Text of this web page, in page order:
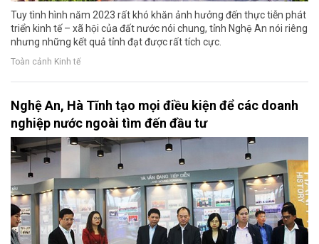
Tuy tình hình năm 2023 rất khó khăn ảnh hưởng đến thực tiễn phát
triển kinh tế – xã hội của đất nước nói chung, tỉnh Nghệ An nói riêng
nhưng những kết quả tỉnh đạt được rất tích cực.
Toàn cảnh Kinh tế
Nghệ An, Hà Tĩnh tạo mọi điều kiện để các doanh
nghiệp nước ngoài tìm đến đầu tư